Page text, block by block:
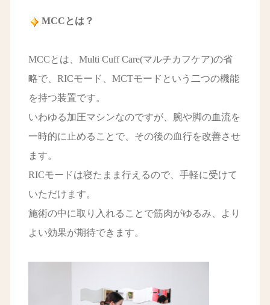
MCCとは？
MCCとは、Multi Cuff Care(マルチカフケア)の省
略で、RICモード、MCTモードという二つの機能
を持つ装置です。
いわゆる加圧マシンなのですが、腕や脚の血流を
一時的に止めることで、その後の血行を改善させ
ます。
RICモードは寝たまま行えるので、手軽に受けて
いただけます。
施術の中に取り入れることで筋肉がゆるみ、より
よい効果が期待できます。